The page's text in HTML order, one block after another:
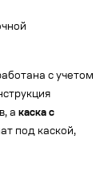
с учетом
а каска с
под каской,